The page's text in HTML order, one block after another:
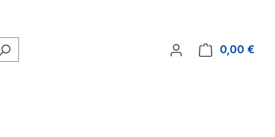
0,00 €